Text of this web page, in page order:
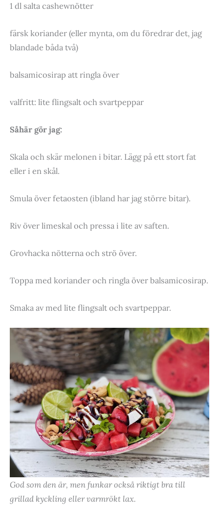
1 dl salta cashewnötter
färsk koriander (eller mynta, om du föredrar det, jag
blandade båda två)
balsamicosirap att ringla över
valfritt: lite flingsalt och svartpeppar
Såhär gör jag:
Skala och skär melonen i bitar. Lägg på ett stort fat
eller i en skål.
Smula över fetaosten (ibland har jag större bitar).
Riv över limeskal och pressa i lite av saften.
Grovhacka nötterna och strö över.
Toppa med koriander och ringla över balsamicosirap.
Smaka av med lite flingsalt och svartpeppar.
God som den är, men funkar också riktigt bra till
grillad kyckling eller varmrökt lax.